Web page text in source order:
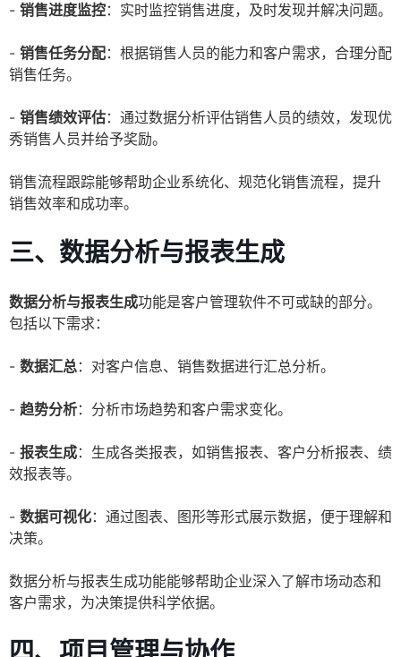
- 销售进度监控：实时监控销售进度，及时发现并解决问题。
- 销售任务分配：根据销售人员的能力和客户需求，合理分配
销售任务。
- 销售绩效评估：通过数据分析评估销售人员的绩效，发现优
秀销售人员并给予奖励。
销售流程跟踪能够帮助企业系统化、规范化销售流程，提升
销售效率和成功率。
三、数据分析与报表生成
数据分析与报表生成功能是客户管理软件不可或缺的部分。
包括以下需求：
- 数据汇总：对客户信息、销售数据进行汇总分析。
- 趋势分析：分析市场趋势和客户需求变化。
- 报表生成：生成各类报表，如销售报表、客户分析报表、绩
效报表等。
- 数据可视化：通过图表、图形等形式展示数据，便于理解和
决策。
数据分析与报表生成功能能够帮助企业深入了解市场动态和
客户需求，为决策提供科学依据。